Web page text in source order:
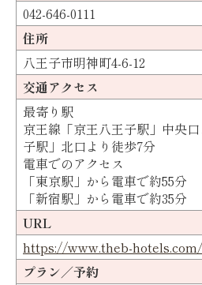
042-646-0111
住所
八王子市明神町4-6-12
交通アクセス
最寄り駅
京王線「京王八王子駅」中央
子駅」北口より徒歩7分
電車でのアクセス
「東京駅」から電車で約55分
「新宿駅」から電車で約35分
URL
https://www.theb-
プラン／予約